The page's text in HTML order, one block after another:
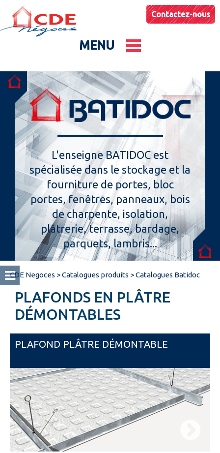
Contactez-nous
MENU
Le groupe
Nos entités
Conseils & Astuces
Actualités
Catalogues produits
Espace pro
L'enseigne BATIDOC est
spécialisée dans le stockage et la
fourniture de portes, bloc
portes, fenêtres, panneaux, bois
de charpente, isolation,
plâtrerie, terrasse, bardage,
parquets, lambris...
CDE Negoces >Catalogues produits >Catalogues Batidoc
PLAFONDS EN PLÂTRE
DÉMONTABLES
PLAFOND PLÂTRE DÉMONTABLE